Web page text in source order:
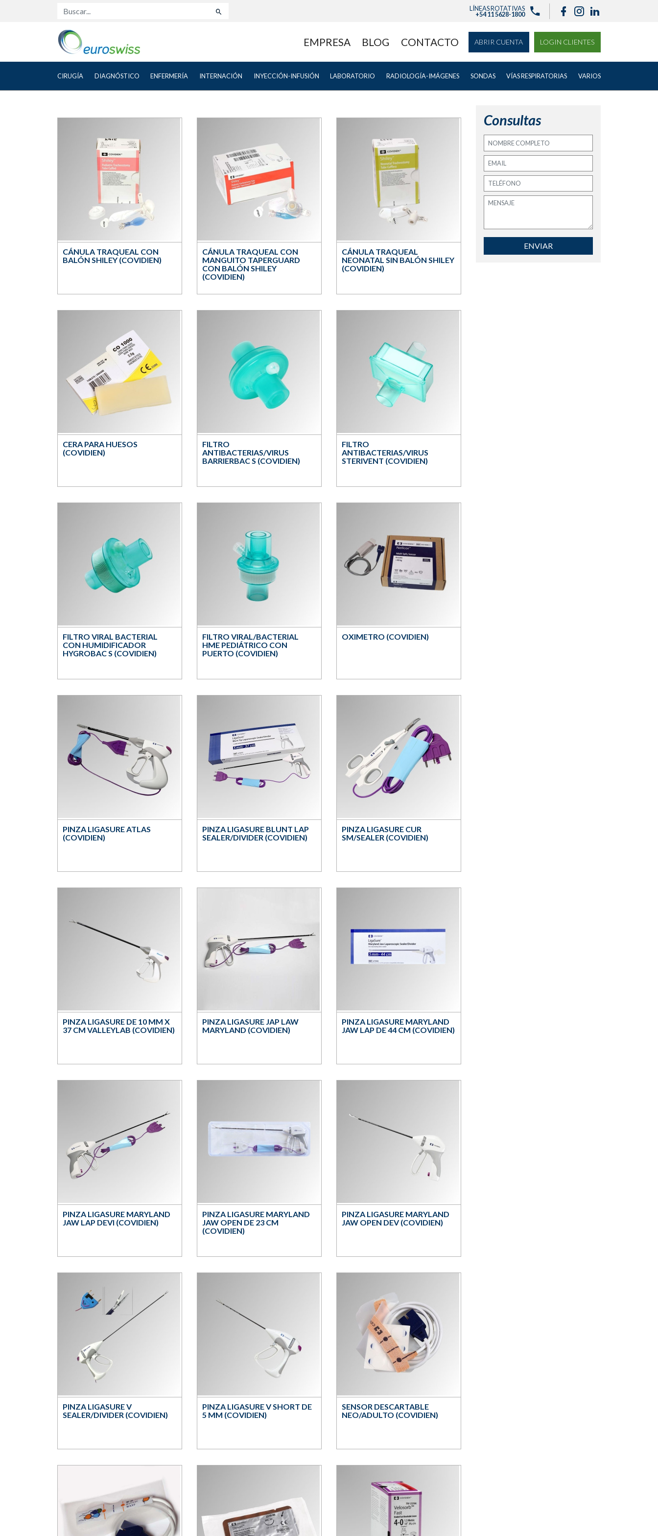
Buscar... LÍNEAS ROTATIVAS
+54 11 5628-1800
EMPRESA BLOG CONTACTO ABRIR CUENTA LOGIN CLIENTES
CIRUGÍA DIAGNÓSTICO ENFERMERÍA INTERNACIÓN INYECCIÓN-INFUSIÓN LABORATORIO RADIOLOGÍA-IMÁGENES SONDAS VÍAS RESPIRATORIAS VARIOS
CÁNULA TRAQUEAL CON
BALÓN SHILEY (COVIDIEN)
CÁNULA TRAQUEAL CON
MANGUITO TAPERGUARD
CON BALÓN SHILEY
(COVIDIEN)
CÁNULA TRAQUEAL
NEONATAL SIN BALÓN SHILEY
(COVIDIEN)
CERA PARA HUESOS
(COVIDIEN)
FILTRO
ANTIBACTERIAS/VIRUS
BARRIERBAC S (COVIDIEN)
FILTRO
ANTIBACTERIAS/VIRUS
STERIVENT (COVIDIEN)
FILTRO VIRAL BACTERIAL
CON HUMIDIFICADOR
HYGROBAC S (COVIDIEN)
FILTRO VIRAL/BACTERIAL
HME PEDIÁTRICO CON
PUERTO (COVIDIEN)
OXIMETRO (COVIDIEN)
PINZA LIGASURE ATLAS
(COVIDIEN)
PINZA LIGASURE BLUNT LAP
SEALER/DIVIDER (COVIDIEN)
PINZA LIGASURE CUR
SM/SEALER (COVIDIEN)
PINZA LIGASURE DE 10 MM X
37 CM VALLEYLAB (COVIDIEN)
PINZA LIGASURE JAP LAW
MARYLAND (COVIDIEN)
PINZA LIGASURE MARYLAND
JAW LAP DE 44 CM (COVIDIEN)
PINZA LIGASURE MARYLAND
JAW LAP DEVI (COVIDIEN)
PINZA LIGASURE MARYLAND
JAW OPEN DE 23 CM
(COVIDIEN)
PINZA LIGASURE MARYLAND
JAW OPEN DEV (COVIDIEN)
PINZA LIGASURE V
SEALER/DIVIDER (COVIDIEN)
PINZA LIGASURE V SHORT DE
5 MM (COVIDIEN)
SENSOR DESCARTABLE
NEO/ADULTO (COVIDIEN)
Consultas
ENVIAR